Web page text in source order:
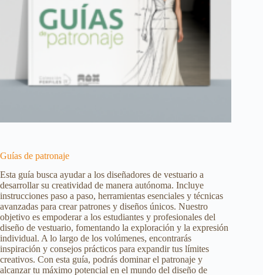
Guías de patronaje
Esta guía busca ayudar a los diseñadores de vestuario a
desarrollar su creatividad de manera autónoma. Incluye
instrucciones paso a paso, herramientas esenciales y técnicas
avanzadas para crear patrones y diseños únicos. Nuestro
objetivo es empoderar a los estudiantes y profesionales del
diseño de vestuario, fomentando la exploración y la expresión
individual. A lo largo de los volúmenes, encontrarás
inspiración y consejos prácticos para expandir tus límites
creativos. Con esta guía, podrás dominar el patronaje y
alcanzar tu máximo potencial en el mundo del diseño de